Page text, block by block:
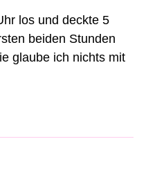
los und deckte 5
beiden Stunden
glaube ich nichts mit